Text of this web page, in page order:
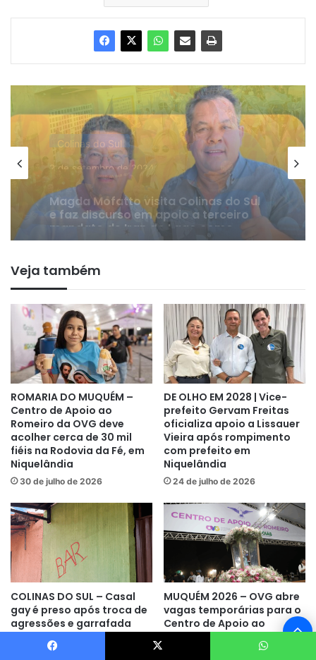
Colinas do Sul
23 de agosto de 2024
Onofre Paulista lidera pesquisa do
Instituto Goyazes na disputa pela
Prefeitura de Colinas do Sul
Veja também
ROMARIA DO MUQUÉM –
Centro de Apoio ao
Romeiro da OVG deve
acolher cerca de 30 mil
fiéis na Rodovia da Fé, em
Niquelândia
30 de julho de 2026
DE OLHO EM 2028 | Vice-
prefeito Gervam Freitas
oficializa apoio a Lissauer
Vieira após rompimento
com prefeito em
Niquelândia
24 de julho de 2026
COLINAS DO SUL – Casal
gay é preso após troca de
agressões e garrafada
durante Festa da Caçada
da Rainha
MUQUÉM 2026 – OVG abre
vagas temporárias para o
Centro de Apoio ao
Romeiro na Rodovia da Fé,